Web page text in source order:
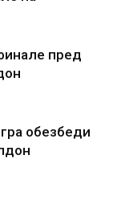
пред
обезбеди